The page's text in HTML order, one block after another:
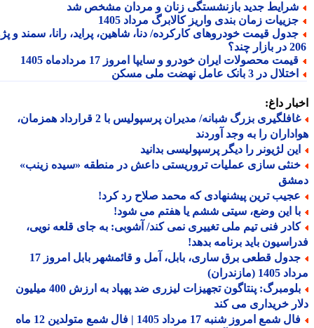
جدید بازنشستگی زنان و مردان مشخص شد
زمان بندی واریز کالابرگ مرداد 1405
قیمت خودروهای کارکرده/ دنا، شاهین، پراید، رانا، سمند و پژو
محصولات ایران خودرو و سایپا امروز 17 مردادماه 1405
در 3 بانک عامل نهضت ملی مسکن
داغ:
غافلگیری بزرگ شبانه/ مدیران پرسپولیس با 2 قرارداد همزمان،
را به وجد آوردند
لژیونر را دیگر پرسپولیسی بدانید
سازی عملیات تروریستی داعش در منطقه «سیده زینب»
ترین پیشنهادی که محمد صلاح رد کرد!
این وضع، سیتی ششم یا هفتم می شود!
فنی تیم ملی تغییری نمی کند/ آشوبی: به جای قلعه نویی،
باید برنامه بدهد!
جدول قطعی برق ساری، بابل، آمل و قائمشهر بابل امروز 17
(مازندران)
بلومبرگ: پنتاگون تجهیزات لیزری ضد پهپاد به ارزش 400 میلیون
خریداری می کند
فال شمع امروز شنبه 17 مرداد 1405 | فال شمع متولدین 12 ماه